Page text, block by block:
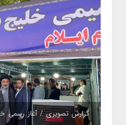
گزارش تصویری / آغاز رسمی